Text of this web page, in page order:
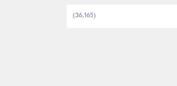
(36,165)